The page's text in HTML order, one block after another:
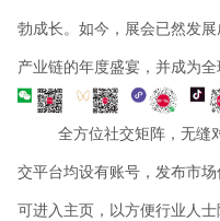
勃成长。如今，展会已然发
产业链的年度盛宴，并成为全
全方位社交矩阵，无缝
交平台均设有账号，发布市
可进入主页，以方便行业人